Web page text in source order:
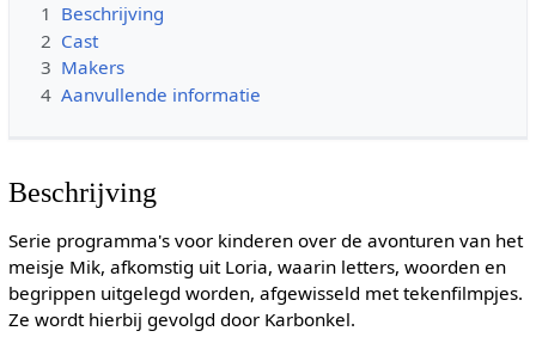
1 Beschrijving
2 Cast
3 Makers
4 Aanvullende informatie
Beschrijving
Serie programma's voor kinderen over de avonturen van het
meisje Mik, afkomstig uit Loria, waarin letters, woorden en
begrippen uitgelegd worden, afgewisseld met tekenfilmpjes.
Ze wordt hierbij gevolgd door Karbonkel.